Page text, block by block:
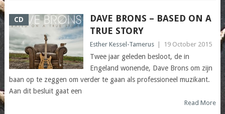
CD
DAVE BRONS – BASED ON A
TRUE STORY
Esther Kessel-Tamerus 19 October 2015
Twee jaar geleden besloot, de in
Engeland wonende, Dave Brons om zijn
baan op te zeggen om verder te gaan als professioneel muzikant.
Aan dit besluit gaat een
Read More